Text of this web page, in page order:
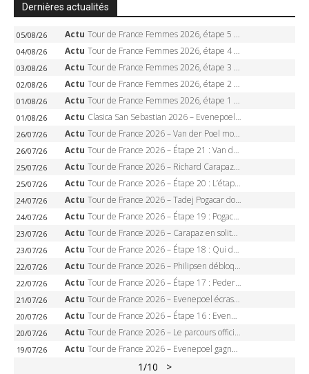
Dernières actualités
05/08/26 Actu Tour de France Femmes 2026, étape 5 – Demi Vollering gagne à Belleville, Reusser en jaune, Ferrand-Prévot coule
04/08/26 Actu Tour de France Femmes 2026, étape 4 – Marlen Reusser écrase le chrono, Ferrand-Prévot en crise
03/08/26 Actu Tour de France Femmes 2026, étape 3 – Sigrid Haugset en solitaire, 88 km d’échappée, maillot jaune
02/08/26 Actu Tour de France Femmes 2026, étape 2 – Lorena Wiebes doublé à Genève, Markus héroïque, 7e record
01/08/26 Actu Tour de France Femmes 2026, étape 1 – Lorena Wiebes intouchable à Lausanne, premier maillot jaune
01/08/26 Actu Clasica San Sebastian 2026 – Evenepoel recordman, 4e victoire, Carapaz battu au sprint
26/07/26 Actu Tour de France 2026 – Van der Poel monumental à Paris, Pogacar égale le record des cinq sacres
26/07/26 Actu Tour de France 2026 – Étape 21 : Van der Poel, Pogacar, qui succédera à Wout van Aert sur les Champs-Elysées ?
25/07/26 Actu Tour de France 2026 – Richard Carapaz roi des Alpes, doublé et maillot à pois, Seixas perd le podium
25/07/26 Actu Tour de France 2026 – Étape 20 : L’étape reine, Galibier, Sarenne, Alpe d’Huez, qui succédera à Pogacar ?
24/07/26 Actu Tour de France 2026 – Tadej Pogacar dompte l’Alpe d’Huez, 5e victoire, record de Pantani pulvérisé
24/07/26 Actu Tour de France 2026 – Étape 19 : Pogacar peut-il enfin dompter l’Alpe d’Huez ?
23/07/26 Actu Tour de France 2026 – Carapaz en solitaire à Orcières-Merlette, Paret-Peintre à un point du maillot à pois
23/07/26 Actu Tour de France 2026 – Étape 18 : Qui domptera Orcières-Merlette, première marche vers l’Alpe d’Huez ?
22/07/26 Actu Tour de France 2026 – Philipsen débloque son compteur à Voiron, Pedersen en danger pour le maillot vert
22/07/26 Actu Tour de France 2026 – Étape 17 : Pedersen peut-il verrouiller le maillot vert à Voiron ?
21/07/26 Actu Tour de France 2026 – Evenepoel écrase le chrono d’Évian, Seixas 4e, Lipowitz abandonne
20/07/26 Actu Tour de France 2026 – Étape 16 : Evenepoel, Pogacar, Ganna… qui domptera le chrono d’Évian pour redessiner le podium ?
20/07/26 Actu Tour de France 2026 – Le parcours officiel complet : 21 étapes, profils, carte et dates
19/07/26 Actu Tour de France 2026 – Evenepoel gagne à Solaison, Vingegaard abandonne, Pogacar toujours en jaune
1/10 >